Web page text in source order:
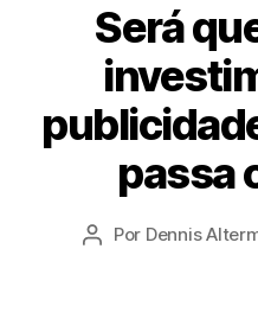
Será
passa
Autor
Por Dennis